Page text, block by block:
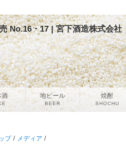
No.16・17 | 宮下酒造株式会社
プ/ メディア /
酒 地ビール
BEER
焼酎
SHOCHU